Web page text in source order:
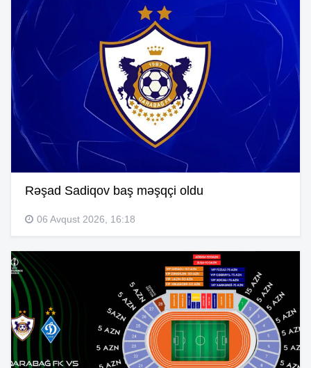
Rəşad Sadiqov baş məşqçi oldu
06 Avqust 2026, 16:18